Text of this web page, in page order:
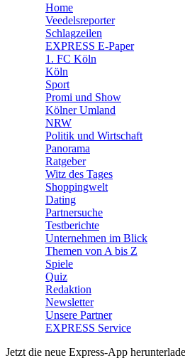
🛒 Shoppingwelt
Home
Veedelsreporter
Schlagzeilen
EXPRESS E-Paper
1. FC Köln
Köln
Sport
Promi und Show
Kölner Umland
NRW
Politik und Wirtschaft
Panorama
Ratgeber
Witz des Tages
Shoppingwelt
Dating
Partnersuche
Testberichte
Unternehmen im Blick
Themen von A bis Z
Spiele
Quiz
Redaktion
Newsletter
Unsere Partner
EXPRESS Service
Jetzt die neue Express-App